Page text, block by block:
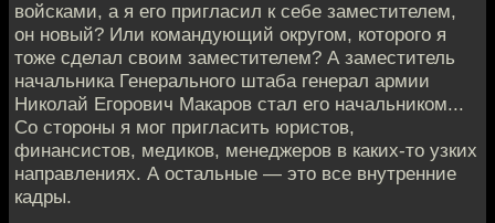
войсками, а я его пригласил к себе заместителем,
он новый? Или командующий округом, которого я
тоже сделал своим заместителем? А заместитель
начальника Генерального штаба генерал армии
Николай Егорович Макаров стал его начальником...
Со стороны я мог пригласить юристов,
финансистов, медиков, менеджеров в каких-то узких
направлениях. А остальные — это все внутренние
кадры.